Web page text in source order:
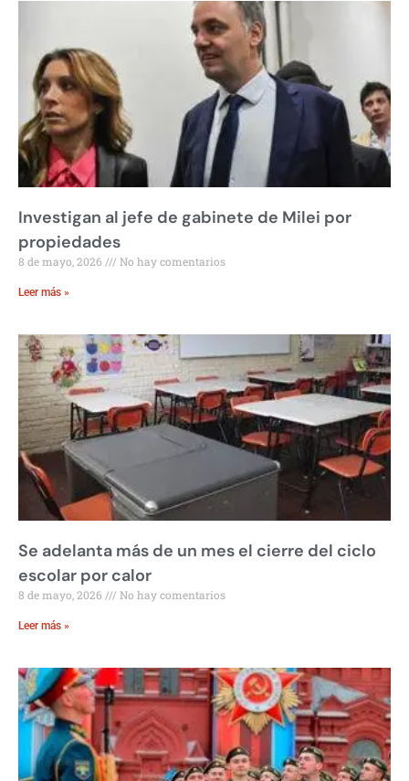
Investigan al jefe de gabinete de Milei por
propiedades
8 de mayo, 2026 No hay comentarios
Leer más »
Se adelanta más de un mes el cierre del ciclo
escolar por calor
8 de mayo, 2026 No hay comentarios
Leer más »